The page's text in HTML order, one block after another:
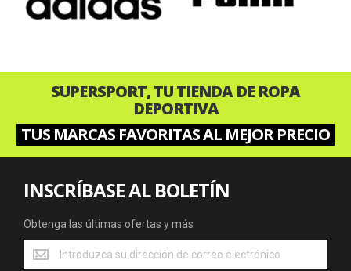
SUPERSPORT, TU TIENDA DE ROPA
DEPORTIVA
TUS MARCAS FAVORITAS AL MEJOR PRECIO
INSCRÍBASE AL BOLETÍN
Obtenga las últimas ofertas y más
Obtenga
las